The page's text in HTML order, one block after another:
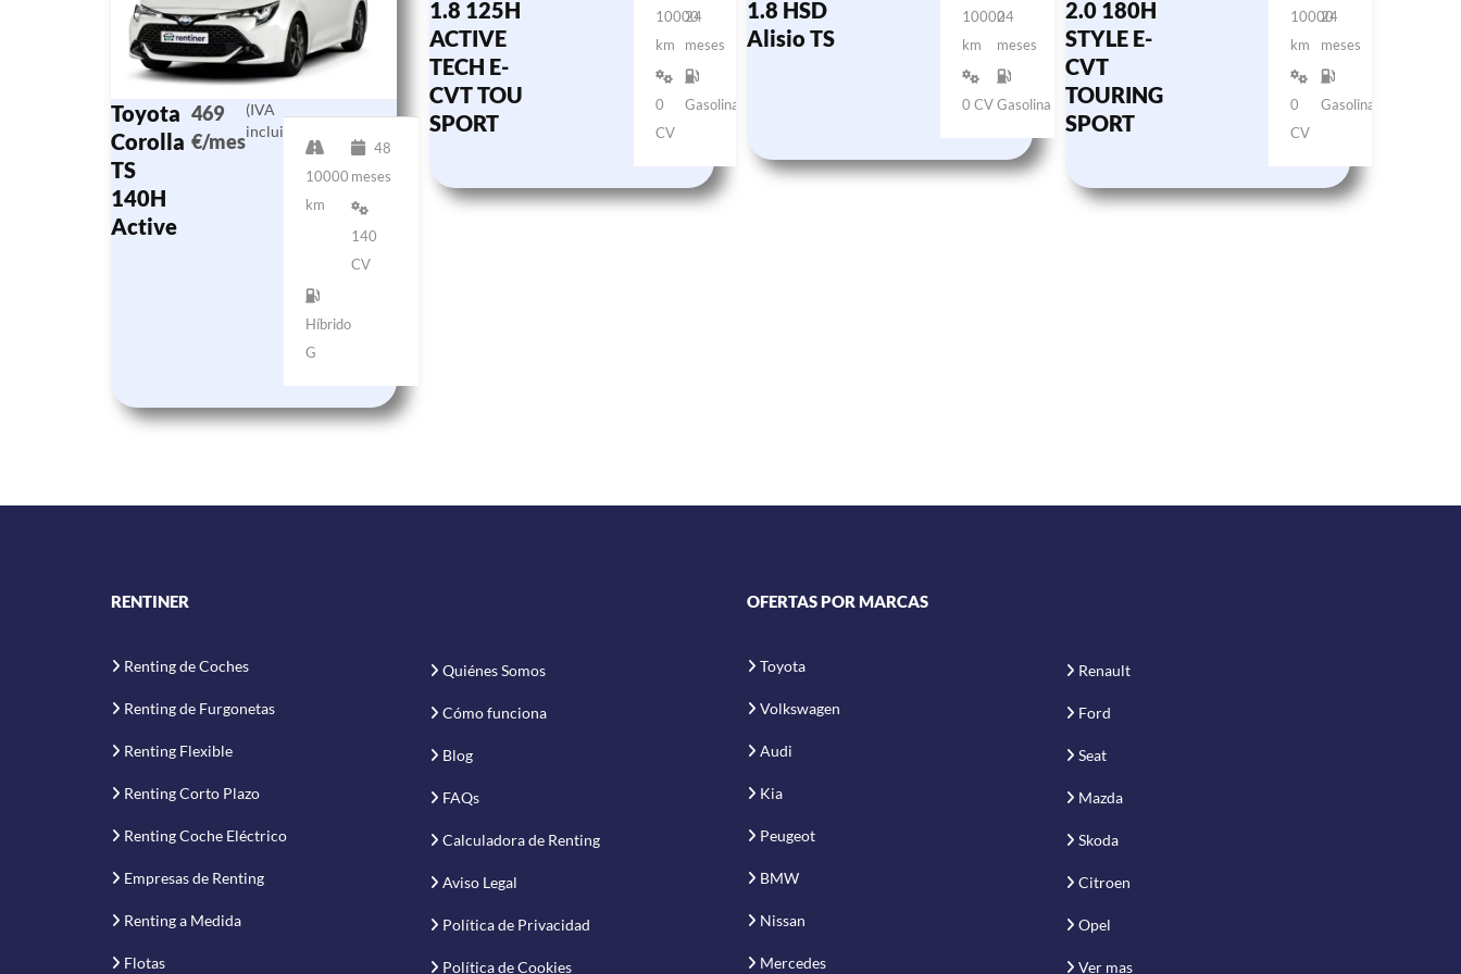
Toyota
Corolla
TS
140H
Active
469
€/mes
(IVA
incluido)
10000
km
48
meses
140
CV
Híbrido
G
1.8 125H
ACTIVE
TECH E-
CVT TOU
SPORT
10000
km
24
meses
0
CV
Gasolina
1.8 HSD
Alisio TS
10000
km
24
meses
0 CV Gasolina
2.0 180H
STYLE E-
CVT
TOURING
SPORT
10000
km
24
meses
0
CV
Gasolina
RENTINER
Renting de Coches
Renting de Furgonetas
Renting Flexible
Renting Corto Plazo
Renting Coche Eléctrico
Empresas de Renting
Renting a Medida
Flotas
Quiénes Somos
Cómo funciona
Blog
FAQs
Calculadora de Renting
Aviso Legal
Política de Privacidad
Política de Cookies
OFERTAS POR MARCAS
Toyota
Volkswagen
Audi
Kia
Peugeot
BMW
Nissan
Mercedes
Renault
Ford
Seat
Mazda
Skoda
Citroen
Opel
Ver mas